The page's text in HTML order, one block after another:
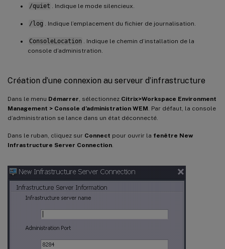
/quiet . Indique le mode silencieux.
/log . Indique l’emplacement du fichier de journalisation.
ConsoleLocation
. Indique le chemin d’installation de la
console d’administration.
Création d’une connexion au serveur d’infrastructure
Dans le menu Démarrer , sélectionnez Citrix>Workspace Environment
Management > Console d’administration WEM . Par défaut, la console
d’administration se lance dans un état déconnecté.
Dans le ruban, cliquez sur Connect pour ouvrir la fenêtre New
Infrastructure Server Connection